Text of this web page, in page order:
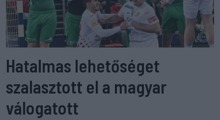
Hatalmas lehetőséget
szalasztott el a magyar
válogatott